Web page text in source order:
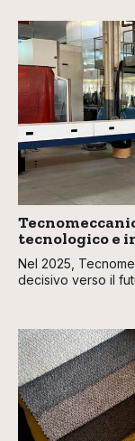
tecnologico e
Nel 2025,
decisivo verso il